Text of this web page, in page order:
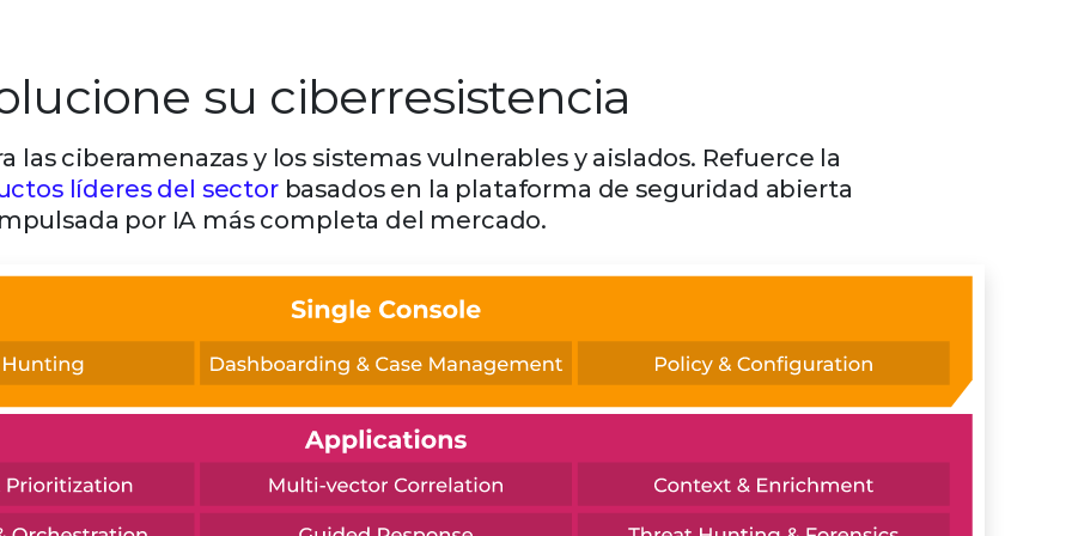
su ciberresistencia
las ciberamenazas y los sistemas vulnerables y aislados. Refuerce la
líderes del sectorbasados en la plataforma de seguridad abierta
por IA más completa del mercado.